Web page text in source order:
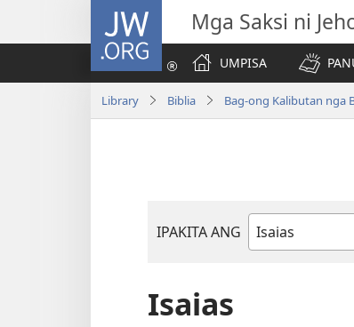
JW.ORG Mga Saksi ni
UMPISA
Library Biblia Bag-ong Kalibutan nga
IPAKITA ANG
Libro
Isaias